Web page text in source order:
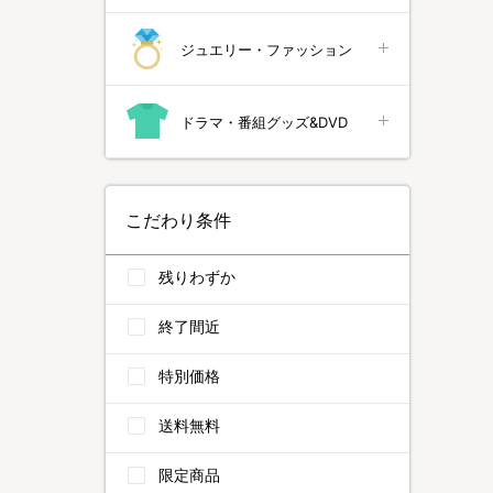
ジュエリー・ファッション
ドラマ・番組グッズ&DVD
こだわり条件
残りわずか
終了間近
特別価格
送料無料
限定商品